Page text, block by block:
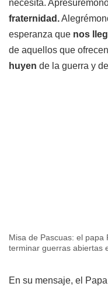
necesita.
fraternidad.
esperanza que nos
de aquellos que ofrecen
huyen de la guerra y
Misa de Pascuas: el papa
terminar guerras abiertas
En su mensaje, el